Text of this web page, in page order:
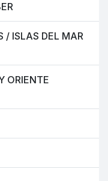
/ ISLAS DEL MAR
ORIENTE